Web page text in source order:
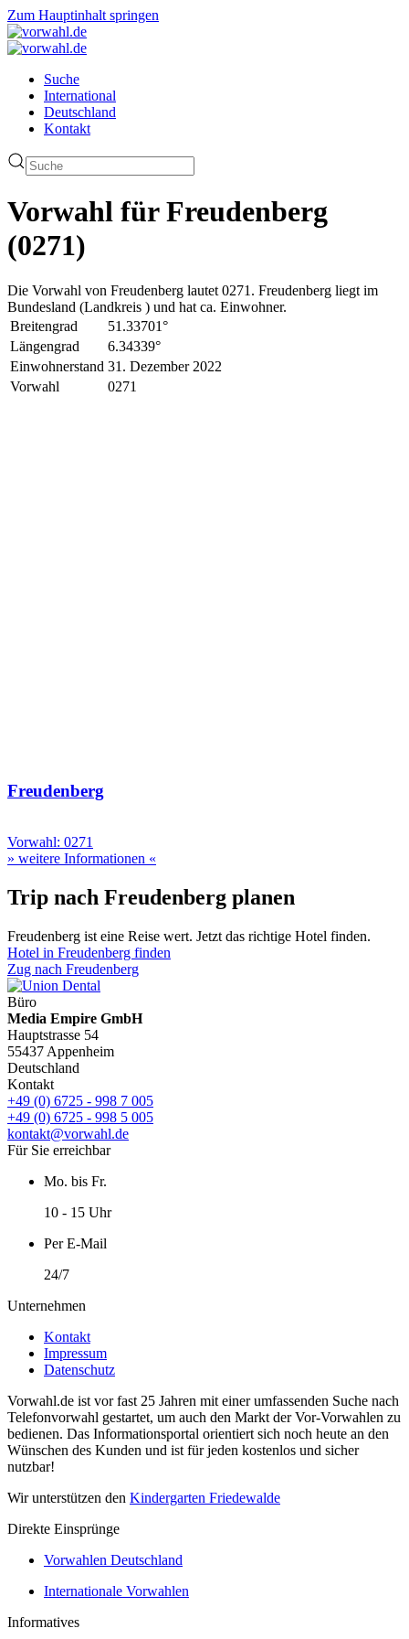
Zum Hauptinhalt springen
Suche
International
Deutschland
Kontakt
Vorwahl für Freudenberg
(0271)
Die Vorwahl von Freudenberg lautet 0271. Freudenberg liegt im
Bundesland (Landkreis ) und hat ca. Einwohner.
Breitengrad
51.33701°
Längengrad
6.34339°
Einwohnerstand 31. Dezember 2022
Vorwahl
0271
Freudenberg
Vorwahl: 0271
» weitere Informationen «
Trip nach Freudenberg planen
Freudenberg ist eine Reise wert. Jetzt das richtige Hotel finden.
Hotel in Freudenberg finden
Zug nach Freudenberg
Büro
Media Empire GmbH
Hauptstrasse 54
55437 Appenheim
Deutschland
Kontakt
+49 (0) 6725 - 998 7 005
+49 (0) 6725 - 998 5 005
kontakt@vorwahl.de
Für Sie erreichbar
Mo. bis Fr.
10 - 15 Uhr
Per E-Mail
24/7
Unternehmen
Kontakt
Impressum
Datenschutz
Vorwahl.de ist vor fast 25 Jahren mit einer umfassenden Suche nach
Telefonvorwahl gestartet, um auch den Markt der Vor-Vorwahlen zu
bedienen. Das Informationsportal orientiert sich noch heute an den
Wünschen des Kunden und ist für jeden kostenlos und sicher
nutzbar!
Wir unterstützen den Kindergarten Friedewalde
Direkte Einsprünge
Vorwahlen Deutschland
Internationale Vorwahlen
Informatives